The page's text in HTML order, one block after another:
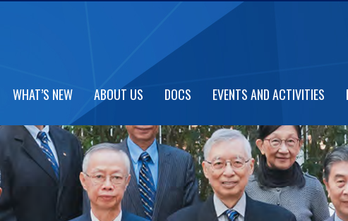
WHAT’S NEW ABOUT US DOCS EVENTS AND ACTIVITIES